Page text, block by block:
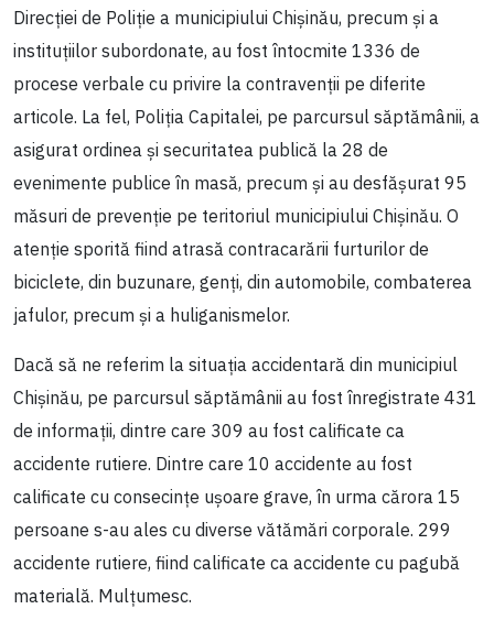
Direcției de Poliție a municipiului Chișinău, precum și a
instituțiilor subordonate, au fost întocmite 1336 de
procese verbale cu privire la contravenții pe diferite
articole. La fel, Poliția Capitalei, pe parcursul săptămânii, a
asigurat ordinea și securitatea publică la 28 de
evenimente publice în masă, precum și au desfășurat 95
măsuri de prevenție pe teritoriul municipiului Chișinău. O
atenție sporită fiind atrasă contracarării furturilor de
biciclete, din buzunare, genți, din automobile, combaterea
jafulor, precum și a huliganismelor.
Dacă să ne referim la situația accidentară din municipiul
Chișinău, pe parcursul săptămânii au fost înregistrate 431
de informații, dintre care 309 au fost calificate ca
accidente rutiere. Dintre care 10 accidente au fost
calificate cu consecințe ușoare grave, în urma cărora 15
persoane s-au ales cu diverse vătămări corporale. 299
accidente rutiere, fiind calificate ca accidente cu pagubă
materială. Mulțumesc.